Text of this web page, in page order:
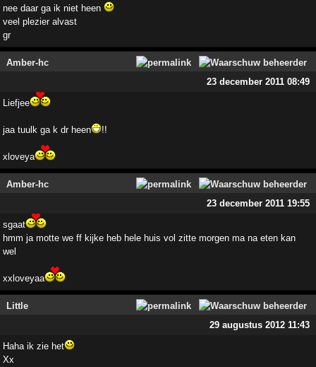
nee daar ga ik niet heen
veel plezier alvast
gr
Amber-hc
23 december 2011 08:49
Liefjee
jaa tuulk ga k dr heen !!
xloveya
Amber-hc
23 december 2011 19:55
sgaat
hmm ja motte we ff kijke heb hele huis vol zitte morgen ma na eten kan
wel
xxloveyaa
Little
29 augustus 2012 11:43
Haha ik zie het
Xx